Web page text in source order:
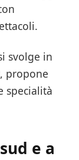
svolge in
propone
specialità
e a